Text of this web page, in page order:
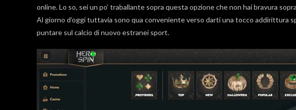
online. Lo so, sei un po’ traballante sopra questa opzione che non hai bravura
Al giorno d’oggi tuttavia sono qua conveniente verso darti una tocco addirittura
puntare sul calcio di nuovo estranei sport.